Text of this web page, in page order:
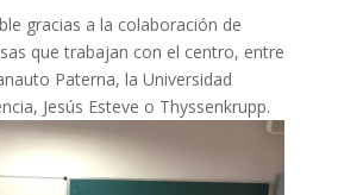
gracias a la colaboración de
que trabajan con el centro, entre
Paterna, la Universidad
Jesús Esteve o Thyssenkrupp.